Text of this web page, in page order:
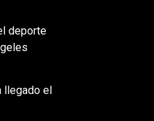
deporte
el